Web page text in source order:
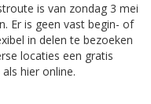
is van zondag 3 mei
Er is geen vast begin- of
in delen te bezoeken
locaties een gratis
hier online.